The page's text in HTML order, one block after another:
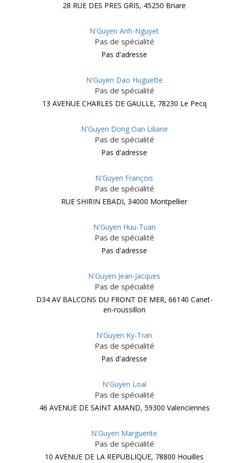
28 RUE DES PRES GRIS, 45250 Briare
N'Guyen Anh-Nguyet
Pas de spécialité
Pas d'adresse
N'Guyen Dao Huguette
Pas de spécialité
13 AVENUE CHARLES DE GAULLE, 78230 Le Pecq
N'Guyen Dong Oan Liliane
Pas de spécialité
Pas d'adresse
N'Guyen François
Pas de spécialité
RUE SHIRIN EBADI, 34000 Montpellier
N'Guyen Huu-Tuan
Pas de spécialité
Pas d'adresse
N'Guyen Jean-Jacques
Pas de spécialité
D34 AV BALCONS DU FRONT DE MER, 66140 Canet-
en-roussillon
N'Guyen Ky-Tran
Pas de spécialité
Pas d'adresse
N'Guyen Loal
Pas de spécialité
46 AVENUE DE SAINT AMAND, 59300 Valenciennes
N'Guyen Marguerite
Pas de spécialité
10 AVENUE DE LA REPUBLIQUE, 78800 Houilles